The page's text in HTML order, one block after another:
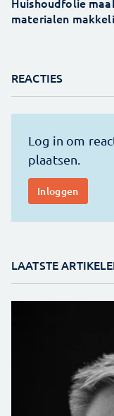
materialen
REACTIES
LAATSTE